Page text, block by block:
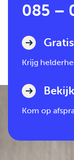
085 –
Krijg
Kom op